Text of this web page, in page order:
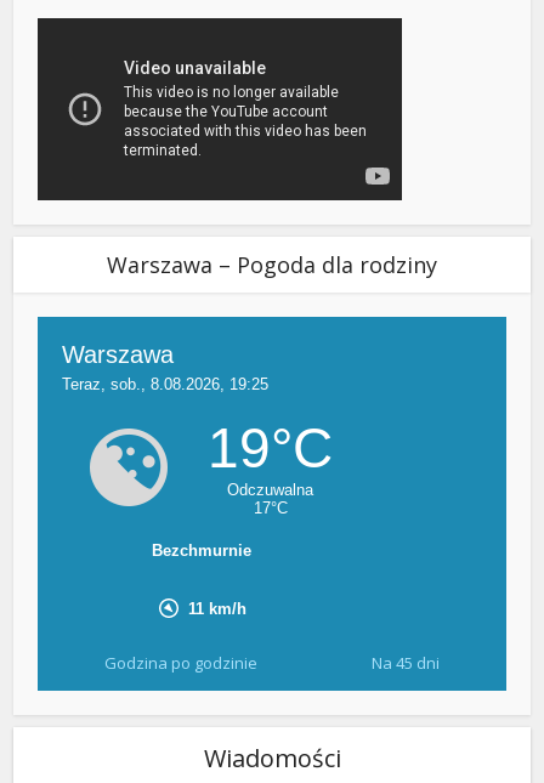
Warszawa – Pogoda dla rodziny
Godzina po godzinie Na 45 dni
Wiadomości